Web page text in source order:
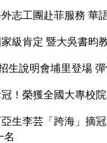
志工團赴菲服務 華
級肯定 暨大吳書昀
生說明會埔里登場
！榮獲全國大專校
生李芸「跨海」摘
名